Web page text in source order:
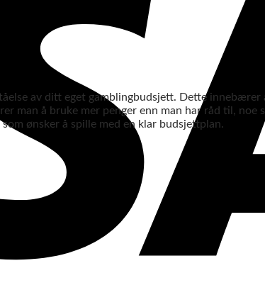
av ditt eget gamblingbudsjett. Dette innebærer
man å bruke mer penger enn man har råd til, noe
ønsker å spille med en klar budsjettplan.